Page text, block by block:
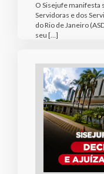
O Sisejufe manifesta
Servidoras e dos
do Rio de Janeiro
seu […]